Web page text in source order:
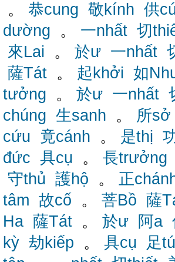
。 恭cung 敬kính 供
dường 。 一nhất 切
來Lai 。 於ư 一nhất
薩Tát 。 起khởi 如
tưởng 。 於ư 一nhất
chúng 生sanh 。 所sở
cứu
竟cánh 。 是thị
đức 具cụ 。 長trưởng
守thủ 護hộ 。 正
tâm 故cố 。 菩Bồ 薩
Ha 薩Tát 。 於ư 阿a
kỳ 劫kiếp 。 具cụ 足